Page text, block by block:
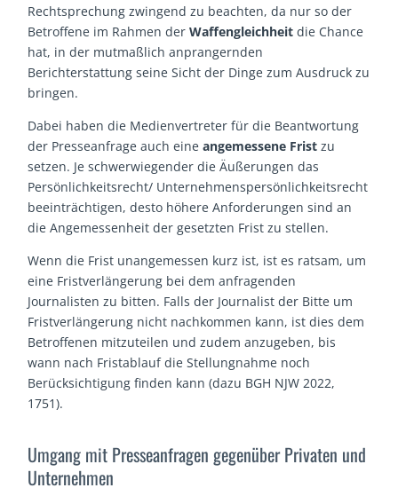
Rechtsprechung zwingend zu beachten, da nur so der
Betroffene im Rahmen derWaffengleichheit die Chance
hat, in der mutmaßlich anprangernden
Berichterstattung seine Sicht der Dinge zum Ausdruck zu
bringen.
Dabei haben die Medienvertreter für die Beantwortung
der Presseanfrage auch eineangemessene Frist zu
setzen. Je schwerwiegender die Äußerungen das
Persönlichkeitsrecht/ Unternehmenspersönlichkeitsrecht
beeinträchtigen, desto höhere Anforderungen sind an
die Angemessenheit der gesetzten Frist zu stellen.
Wenn die Frist unangemessen kurz ist, ist es ratsam, um
eine Fristverlängerung bei dem anfragenden
Journalisten zu bitten. Falls der Journalist der Bitte um
Fristverlängerung nicht nachkommen kann, ist dies dem
Betroffenen mitzuteilen und zudem anzugeben, bis
wann nach Fristablauf die Stellungnahme noch
Berücksichtigung finden kann (dazu BGH NJW 2022,
1751).
Umgang mit Presseanfragen gegenüber Privaten und
Unternehmen